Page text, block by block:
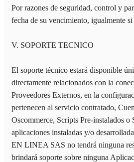
Por razones de seguridad, control y
fecha de su vencimiento, igualmente
V. SOPORTE TECNICO
El soporte técnico estará disponible
directamente relacionados con la
Proveedores Externos, en la
pertenecen al servicio contratado,
Oscommerce, Scripts Pre-instalados
aplicaciones instaladas y/o
EN LINEA SAS no tendrá ninguna
brindará soporte sobre ninguna